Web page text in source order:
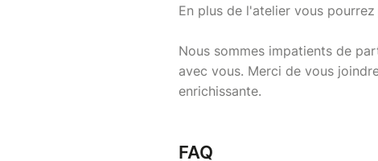
En plus de l'atelier vous
Nous sommes impatients de
avec vous. Merci de vous
enrichissante.
FAQ